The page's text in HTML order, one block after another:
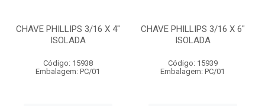
CHAVE PHILLIPS 3/16 X 4"
ISOLADA
Código: 15938
Embalagem: PC/01
CHAVE PHILLIPS 3/16 X 6"
ISOLADA
Código: 15939
Embalagem: PC/01